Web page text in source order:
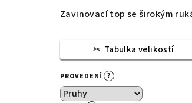
Zavinovací top se širokým
Tabulka velikostí
PROVEDENÍ ?